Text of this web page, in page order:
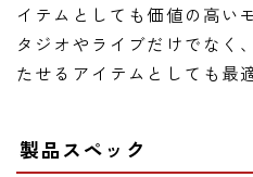
イテムとしても価値の高い
タジオやライブだけでなく
たせるアイテムとしても最
製品スペック